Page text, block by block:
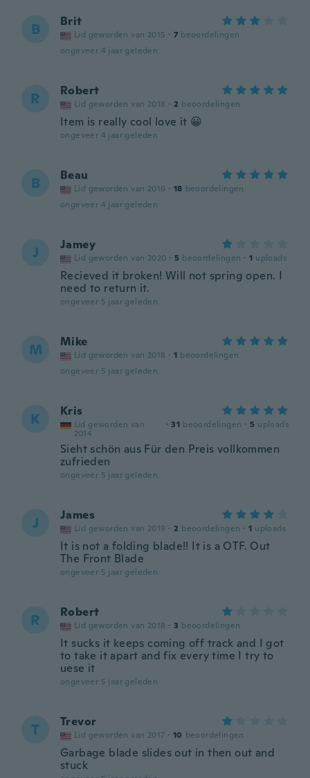
B Brit
Lid geworden van 2015 · 7 beoordelingen
ongeveer 4 jaar geleden
R Robert
Lid geworden van 2018 · 2 beoordelingen
Item is really cool love it 😀
ongeveer 4 jaar geleden
B Beau
Lid geworden van 2016 · 18 beoordelingen
ongeveer 4 jaar geleden
J Jamey
Lid geworden van 2020 · 5 beoordelingen · 1 uploads
Recieved it broken! Will not spring open. I
need to return it.
ongeveer 5 jaar geleden
M Mike
Lid geworden van 2018 · 1 beoordelingen
ongeveer 5 jaar geleden
K Kris
Lid geworden van
2014
· 31 beoordelingen · 5 uploads
Sieht schön aus Für den Preis vollkommen
zufrieden
ongeveer 5 jaar geleden
J James
Lid geworden van 2019 · 2 beoordelingen · 1 uploads
It is not a folding blade!! It is a OTF. Out
The Front Blade
ongeveer 5 jaar geleden
R Robert
Lid geworden van 2018 · 3 beoordelingen
It sucks it keeps coming off track and I got
to take it apart and fix every time I try to
uese it
ongeveer 5 jaar geleden
T Trevor
Lid geworden van 2017 · 10 beoordelingen
Garbage blade slides out in then out and
stuck